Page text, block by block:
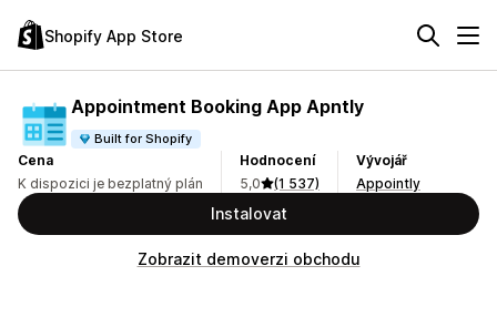
Shopify App Store
Appointment Booking App Apntly
Built for Shopify
Cena
K dispozici je bezplatný plán
Hodnocení
5,0
(1 537)
Vývojář
Appointly
Instalovat
Zobrazit demoverzi obchodu